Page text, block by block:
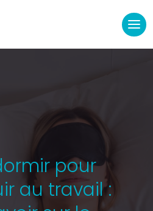
pour
au travail :